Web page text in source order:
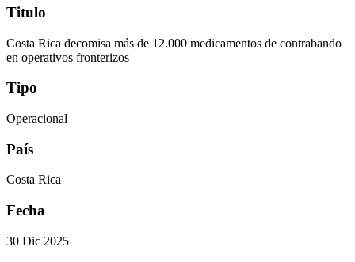
Titulo
Costa Rica decomisa más de 12.000 medicamentos de contrabando
en operativos fronterizos
Tipo
Operacional
País
Costa Rica
Fecha
30 Dic 2025